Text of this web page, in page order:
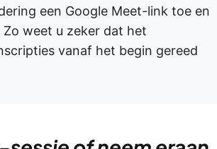
een Google Meet-link toe en
weet u zeker dat het
vanaf het begin gereed